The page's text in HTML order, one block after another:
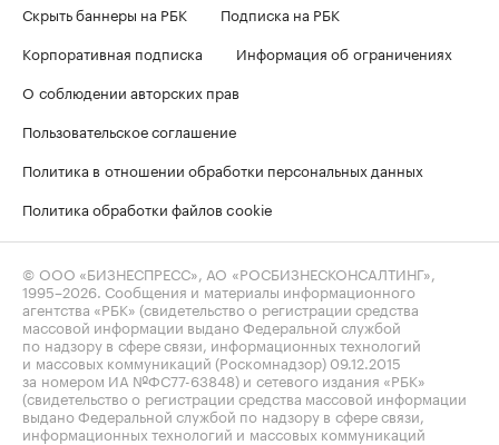
Скрыть баннеры на РБК
Подписка на РБК
Корпоративная подписка
Информация об ограничениях
О соблюдении авторских прав
Пользовательское соглашение
Политика в отношении обработки персональных данных
Политика обработки файлов cookie
© ООО «БИЗНЕСПРЕСС», АО «РОСБИЗНЕСКОНСАЛТИНГ»,
1995–2026. Сообщения и материалы информационного
агентства «РБК» (свидетельство о регистрации средства
массовой информации выдано Федеральной службой
по надзору в сфере связи, информационных технологий
и массовых коммуникаций (Роскомнадзор) 09.12.2015
за номером ИА №ФС77-63848) и сетевого издания «РБК»
(свидетельство о регистрации средства массовой информации
выдано Федеральной службой по надзору в сфере связи,
информационных технологий и массовых коммуникаций